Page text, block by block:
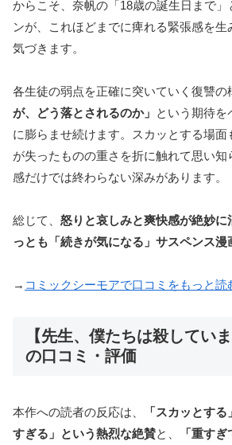
からこそ、奈帆の「18歳の誕生日まで」
ンが、これほどまでに痺れる緊張感を生
気づきます。
各生徒の弱点を正確に突いていく復讐の
が、どう落とされるのか」 という期待を
に膨らませ続けます。スカッとする場
が失ったものの重さを折に触れて思い
感だけでは終わらない深みがあります。
総じて、 怒りと哀しみと爽快感が絶妙に
っとも「続きが気になる」サスペンス漫
→ コミックシーモアで口コミをもっと読
【先生、僕たちは殺してい
の口コミ・評価
本作への読者の反応は、
「スカッとす
すぎる」という熱烈な絶賛と、
「重す